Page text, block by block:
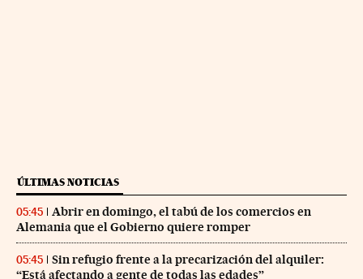
ÚLTIMAS NOTICIAS
05:45
Abrir en domingo, el tabú de los comercios en
Alemania que el Gobierno quiere romper
05:45
Sin refugio frente a la precarización del alquiler:
“Está afectando a gente de todas las edades”